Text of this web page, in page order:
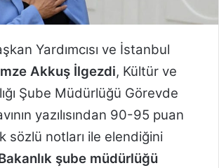
m
k
Yardımcısı ve İstanbul
Akkuş İlgezdi, Kültür ve
Şube Müdürlüğü Görevde
yazılısından 90-95 puan
sözlü notları ile elendiğini
şube müdürlüğü